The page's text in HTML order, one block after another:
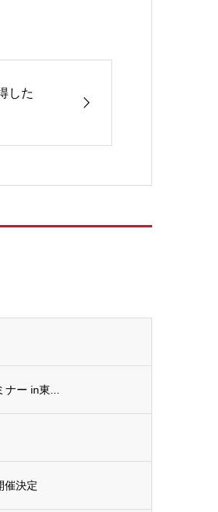
した
ナー in東...
催決定